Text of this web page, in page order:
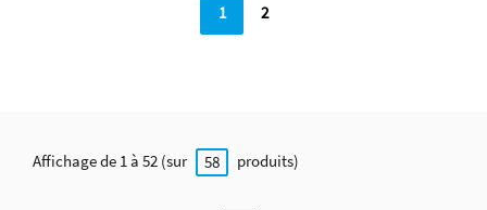
1 2
Affichage de 1 à 52 (sur 58 produits)